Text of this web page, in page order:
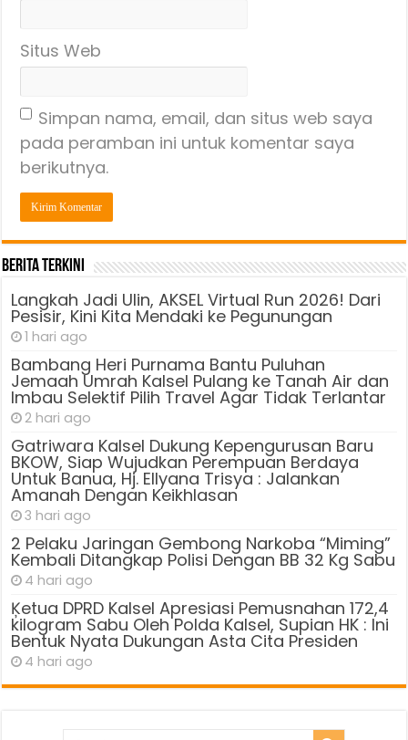
Situs Web
Simpan nama, email, dan situs web saya
pada peramban ini untuk komentar saya
berikutnya.
Berita Terkini
Langkah Jadi Ulin, AKSEL Virtual Run 2026! Dari
Pesisir, Kini Kita Mendaki ke Pegunungan
1 hari ago
Bambang Heri Purnama Bantu Puluhan
Jemaah Umrah Kalsel Pulang ke Tanah Air dan
Imbau Selektif Pilih Travel Agar Tidak Terlantar
2 hari ago
Gatriwara Kalsel Dukung Kepengurusan Baru
BKOW, Siap Wujudkan Perempuan Berdaya
Untuk Banua, Hj. Ellyana Trisya : Jalankan
Amanah Dengan Keikhlasan
3 hari ago
2 Pelaku Jaringan Gembong Narkoba “Miming”
Kembali Ditangkap Polisi Dengan BB 32 Kg Sabu
4 hari ago
Ķetua DPRD Kalsel Apresiasi Pemusnahan 172,4
kilogram Sabu Oleh Polda Kalsel, Supian HK : Ini
Bentuk Nyata Dukungan Asta Cita Presiden
4 hari ago